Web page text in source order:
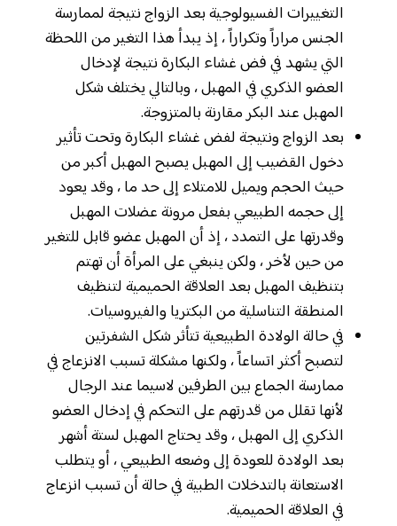
التغييرات الفسيولوجية بعد الزواج نتيجة لممارسة
الجنس مراراً وتكراراً ، إذ يبدأ هذا التغير من اللحظة
التي يشهد في فض غشاء البكارة نتيجة لإدخال
العضو الذكري في المهبل ، وبالتالي يختلف شكل
المهبل عند البكر مقارنة بالمتزوجة.
بعد الزواج ونتيجة لفض غشاء البكارة وتحت تأثير
دخول القضيب إلى المهبل يصبح المهبل أكبر من
حيث الحجم ويميل للامتلاء إلى حد ما ، وقد يعود
إلى حجمه الطبيعي بفعل مرونة عضلات المهبل
وقدرتها على التمدد ، إذ أن المهبل عضو قابل للتغير
من حين لأخر ، ولكن ينبغي على المرأة أن تهتم
بتنظيف المهبل بعد العلاقة الحميمية لتنظيف
المنطقة التناسلية من البكتريا والفيروسيات.
في حالة الولادة الطبيعية تتأثر شكل الشفرتين
لتصبح أكثر اتساعاً ، ولكنها مشكلة تسبب الانزعاج في
ممارسة الجماع بين الطرفين لاسيما عند الرجال
لأنها تقلل من قدرتهم على التحكم في إدخال العضو
الذكري إلى المهبل ، وقد يحتاج المهبل لستة أشهر
بعد الولادة للعودة إلى وضعه الطبيعي ، أو يتطلب
الاستعانة بالتدخلات الطبية في حالة أن تسبب انزعاج
في العلاقة الحميمية.